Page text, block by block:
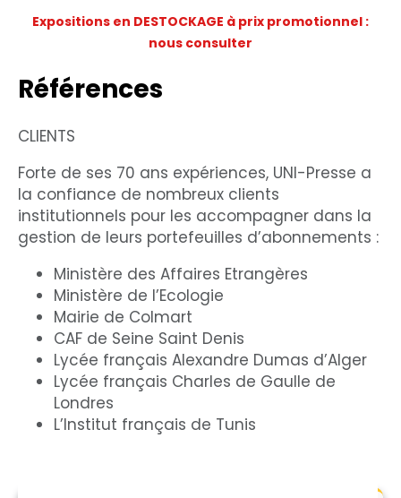
Expositions en DESTOCKAGE à prix promotionnel :
nous consulter
Références
CLIENTS
Forte de ses 70 ans expériences, UNI-Presse a
la confiance de nombreux clients
institutionnels pour les accompagner dans la
gestion de leurs portefeuilles d’abonnements :
Ministère des Affaires Etrangères
Ministère de l’Ecologie
Mairie de Colmart
CAF de Seine Saint Denis
Lycée français Alexandre Dumas d’Alger
Lycée français Charles de Gaulle de
Londres
L’Institut français de Tunis